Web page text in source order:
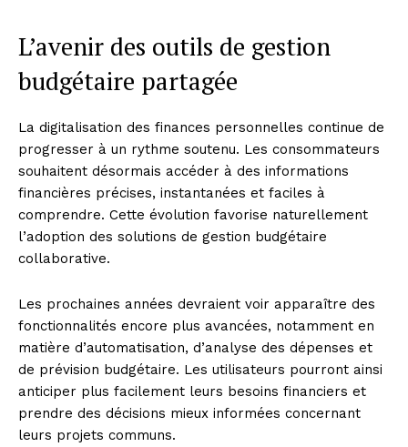
News Week
Magazine PRO
SUBSCRIBE NOW
Company
L’avenir des outils de gestion
budgétaire partagée
La digitalisation des finances personnelles continue de
progresser à un rythme soutenu. Les consommateurs
souhaitent désormais accéder à des informations
financières précises, instantanées et faciles à
comprendre. Cette évolution favorise naturellement
l’adoption des solutions de gestion budgétaire
collaborative.
Les prochaines années devraient voir apparaître des
fonctionnalités encore plus avancées, notamment en
matière d’automatisation, d’analyse des dépenses et
de prévision budgétaire. Les utilisateurs pourront ainsi
anticiper plus facilement leurs besoins financiers et
prendre des décisions mieux informées concernant
leurs projets communs.